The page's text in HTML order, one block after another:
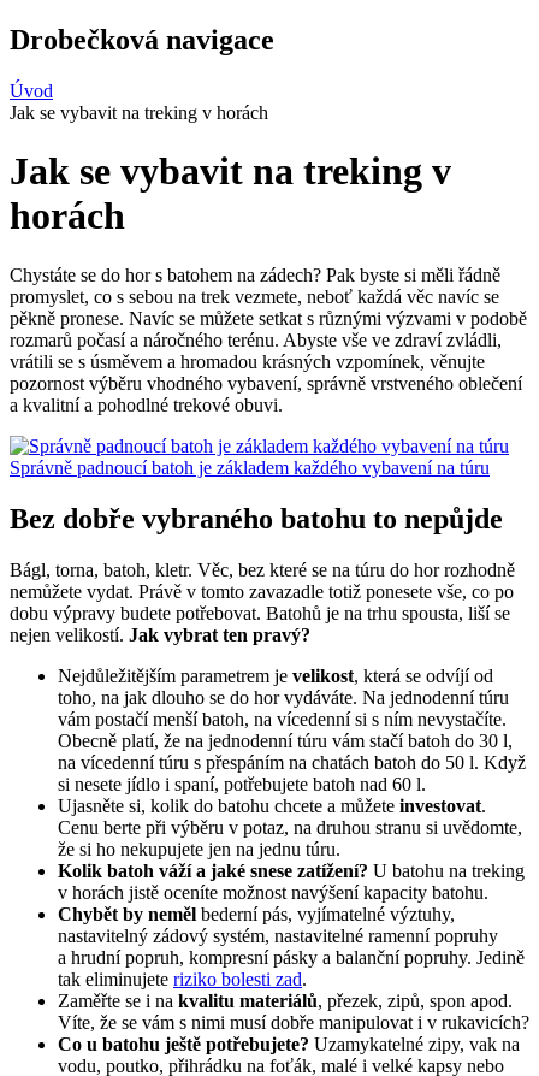
Drobečková navigace
Úvod
Jak se vybavit na treking v horách
Jak se vybavit na treking v
horách
Chystáte se do hor s batohem na zádech? Pak byste si měli řádně
promyslet, co s sebou na trek vezmete, neboť každá věc navíc se
pěkně pronese. Navíc se můžete setkat s různými výzvami v podobě
rozmarů počasí a náročného terénu. Abyste vše ve zdraví zvládli,
vrátili se s úsměvem a hromadou krásných vzpomínek, věnujte
pozornost výběru vhodného vybavení, správně vrstveného oblečení
a kvalitní a pohodlné trekové obuvi.
Správně padnoucí batoh je základem každého vybavení na túru
Bez dobře vybraného batohu to nepůjde
Bágl, torna, batoh, kletr. Věc, bez které se na túru do hor rozhodně
nemůžete vydat. Právě v tomto zavazadle totiž ponesete vše, co po
dobu výpravy budete potřebovat. Batohů je na trhu spousta, liší se
nejen velikostí. Jak vybrat ten pravý?
Nejdůležitějším parametrem je velikost, která se odvíjí od
toho, na jak dlouho se do hor vydáváte. Na jednodenní túru
vám postačí menší batoh, na vícedenní si s ním nevystačíte.
Obecně platí, že na jednodenní túru vám stačí batoh do 30 l,
na vícedenní túru s přespáním na chatách batoh do 50 l. Když
si nesete jídlo i spaní, potřebujete batoh nad 60 l.
Ujasněte si, kolik do batohu chcete a můžete investovat.
Cenu berte při výběru v potaz, na druhou stranu si uvědomte,
že si ho nekupujete jen na jednu túru.
Kolik batoh váží a jaké snese zatížení? U batohu na treking
v horách jistě oceníte možnost navýšení kapacity batohu.
Chybět by neměl bederní pás, vyjímatelné výztuhy,
nastavitelný zádový systém, nastavitelné ramenní popruhy
a hrudní popruh, kompresní pásky a balanční popruhy. Jedině
tak eliminujete riziko bolesti zad.
Zaměřte se i na kvalitu materiálů, přezek, zipů, spon apod.
Víte, že se vám s nimi musí dobře manipulovat i v rukavicích?
Co u batohu ještě potřebujete? Uzamykatelné zipy, vak na
vodu, poutko, přihrádku na foťák, malé i velké kapsy nebo